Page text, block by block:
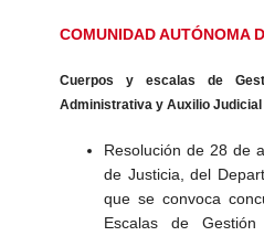
COMUNIDAD AUTÓNOMA
Cuerpos y escalas de
Administrativa y Auxilio
Resolución de 28 de
de Justicia, del
que se convoca
Escalas de